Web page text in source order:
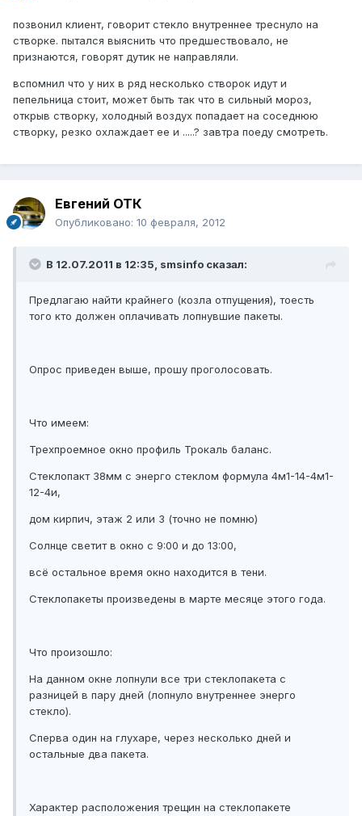
позвонил клиент, говорит стекло внутреннее треснуло на
створке. пытался выяснить что предшествовало, не
признаются, говорят дутик не направляли.
вспомнил что у них в ряд несколько створок идут и
пепельница стоит, может быть так что в сильный мороз,
открыв створку, холодный воздух попадает на соседнюю
створку, резко охлаждает ее и .....? завтра поеду смотреть.
Евгений ОТК
Опубликовано: 10 февраля, 2012
В 12.07.2011 в 12:35, smsinfo сказал:
Предлагаю найти крайнего (козла отпущения), тоесть
того кто должен оплачивать лопнувшие пакеты.
Опрос приведен выше, прошу проголосовать.
Что имеем:
Трехпроемное окно профиль Трокаль баланс.
Стеклопакт 38мм с энерго стеклом формула 4м1-14-4м1-
12-4и,
дом кирпич, этаж 2 или 3 (точно не помню)
Солнце светит в окно с 9:00 и до 13:00,
всё остальное время окно находится в тени.
Стеклопакеты произведены в марте месяце этого года.
Что произошло:
На данном окне лопнули все три стеклопакета с
разницей в пару дней (лопнуло внутреннее энерго
стекло).
Сперва один на глухаре, через несколько дней и
остальные два пакета.
Характер расположения трещин на стеклопакете